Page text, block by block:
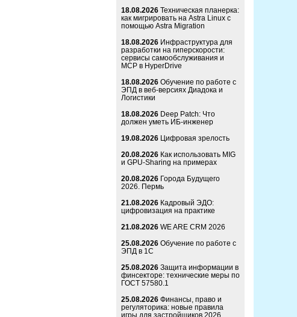
18.08.2026 Техническая планерка:
как мигрировать на Astra Linux с
помощью Astra Migration
18.08.2026 Инфраструктура для
разработки на гиперскорости:
сервисы самообслуживания и
MCP в HyperDrive
18.08.2026 Обучение по работе с
ЭПД в веб-версиях Диадока и
Логистики
18.08.2026 Deep Patch: Что
должен уметь ИБ-инженер
19.08.2026 Цифровая зрелость
20.08.2026 Как использовать MIG
и GPU-Sharing на примерах
20.08.2026 Города Будущего
2026. Пермь
21.08.2026 Кадровый ЭДО:
цифровизация на практике
21.08.2026 WE ARE CRM 2026
25.08.2026 Обучение по работе с
ЭПД в 1С
25.08.2026 Защита информации в
финсекторе: технические меры по
ГОСТ 57580.1
25.08.2026 Финансы, право и
регуляторика: новые правила